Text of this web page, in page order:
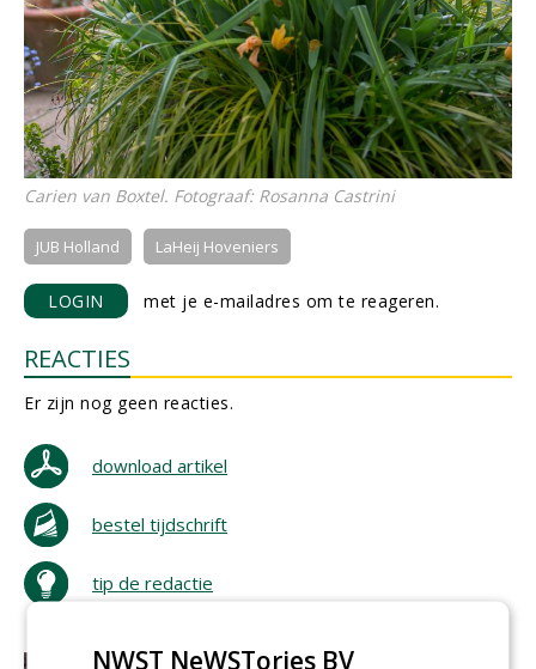
Carien van Boxtel. Fotograaf: Rosanna Castrini
JUB Holland LaHeij Hoveniers
LOGIN met je e-mailadres om te reageren.
REACTIES
Er zijn nog geen reacties.
download artikel
bestel tijdschrift
tip de redactie
NWST NeWSTories BV